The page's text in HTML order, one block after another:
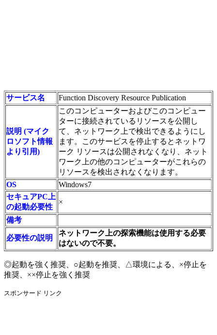
サービス名 Function Discovery Resource Publication
説明 (マイク
ロソフト情報
より引用)
このコンピューターおよびこのコンピュー
ターに接続されているリソースを公開し
て、ネットワーク上で検出できるようにし
ます。このサービスを停止するとネットワ
ーク リソースは公開されなくなり、ネット
ワーク上の他のコンピューターがこれらの
リソースを検出されなくなります。
OS
Windows7
セキュアPC上
の起動必要性
×
備考
必要性の説明
ネットワーク上の探索機能は使用する必要
はないので不要。
◎起動を強く推奨、○起動を推奨、△環境による、×停止を
推奨、××停止を強く推奨
スポンサード リンク